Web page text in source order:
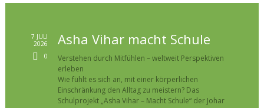
7 JULI
2026
0
Asha Vihar macht Schule
Verstehen durch Mitfühlen – weltweit Perspektiven
erleben
Wie fühlt es sich an, mit einer körperlichen
Einschränkung den Alltag zu meistern? Das
Schulprojekt „Asha Vihar – Macht Schule“ der Johar